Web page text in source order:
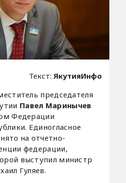
Текст:ЯкутияИнфо
председателя
Павел Маринычев
Федерации
Единогласное
на отчетно-
федерации,
выступил министр
Гуляев.